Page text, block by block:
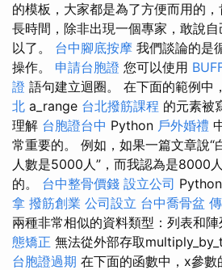
的模板，大家都是為了方便而用的
長時間，除非出現一個專家，敢說
以了。 台中腳底按摩 我們談論的是
操作。 申請台胞證 您可以使用
證 語句建立迴圈。 在下面的範例中
北 a_range 台北撥筋課程 的元素被
理解 台胞證台中 Python 戶外婚禮
常重要的。 例如，如果一篇文章說“
人數是5000人”，而我認為是8000
的。 台中整骨價錢 設立公司 Python
拿 撥筋創業 公司設立 台中喬骨盆
兩種非常相似的資料類型：列表和陣
態矯正 無法從外部存取
台胞證過期 在下面的函數中，x參